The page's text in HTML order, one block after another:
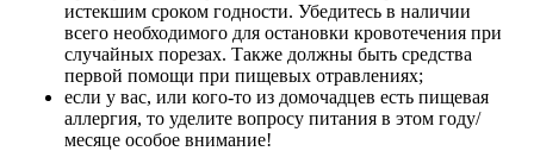
истекшим сроком годности. Убедитесь в наличии
всего необходимого для остановки кровотечения при
случайных порезах. Также должны быть средства
первой помощи при пищевых отравлениях;
если у вас, или кого-то из домочадцев есть пищевая
аллергия, то уделите вопросу питания в этом году/
месяце особое внимание!